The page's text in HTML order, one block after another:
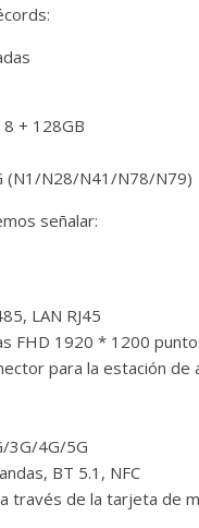
+ 128GB
(N1/N28/N41/N78/N79)
señalar:
LAN RJ45
FHD 1920 * 1200
para la estación de
3G/4G/5G
BT 5.1, NFC
través de la tarjeta de